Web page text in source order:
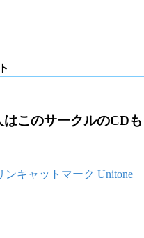
このサークルのCDも
ンキャットマーク Unitone